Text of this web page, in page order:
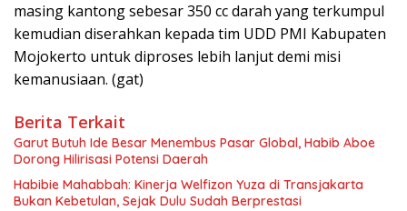
masing kantong sebesar 350 cc darah yang terkumpul
kemudian diserahkan kepada tim UDD PMI Kabupaten
Mojokerto untuk diproses lebih lanjut demi misi
kemanusiaan. (gat)
Berita Terkait
Garut Butuh Ide Besar Menembus Pasar Global, Habib Aboe
Dorong Hilirisasi Potensi Daerah
Habibie Mahabbah: Kinerja Welfizon Yuza di Transjakarta
Bukan Kebetulan, Sejak Dulu Sudah Berprestasi